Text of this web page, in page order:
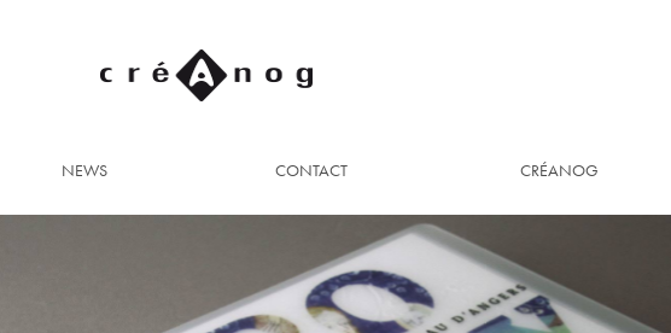
NEWS CONTACT CRÉANOG